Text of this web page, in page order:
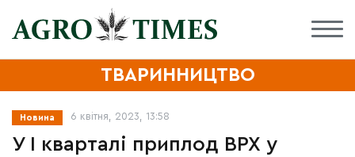
ТВАРИННИЦТВО
Новина 6 квітня, 2023, 13:58
У І кварталі приплод ВРХ у